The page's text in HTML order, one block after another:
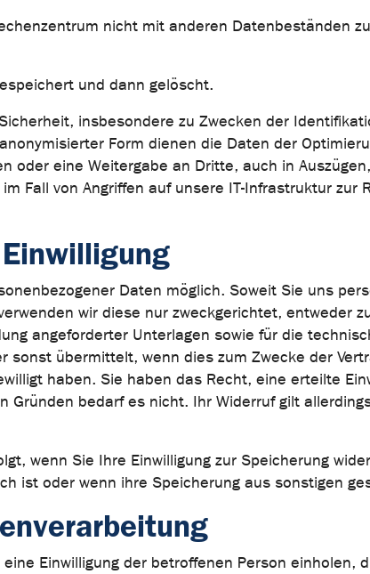
nicht mit anderen Datenbeständen
und dann gelöscht.
insbesondere zu Zwecken der
Form dienen die Daten der
oder eine Weitergabe an Dritte, auch in
Fall von Angriffen auf unsere IT-Infrastruktur zur
Daten möglich. Soweit Sie uns
wir diese nur zweckgerichtet, entweder
angeforderter Unterlagen sowie für die
übermittelt, wenn dies zum Zwecke der
haben. Sie haben das Recht, eine erteilte
Gründen bedarf es nicht. Ihr Widerruf gilt
wenn Sie Ihre Einwilligung zur Speicherung
ist oder wenn ihre Speicherung aus sonstigen
Einwilligung der betroffenen Person einholen,